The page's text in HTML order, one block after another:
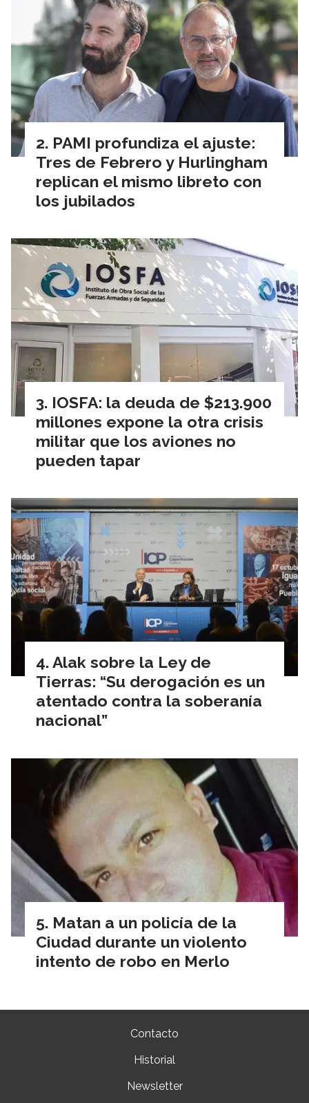
PAMI profundiza el ajuste:
Tres de Febrero y Hurlingham
replican el mismo libreto con
los jubilados
IOSFA: la deuda de $213.900
millones expone la otra crisis
militar que los aviones no
pueden tapar
Alak sobre la Ley de
Tierras: “Su derogación es un
atentado contra la soberanía
nacional”
Matan a un policía de la
Ciudad durante un violento
intento de robo en Merlo
Contacto
Historial
Newsletter